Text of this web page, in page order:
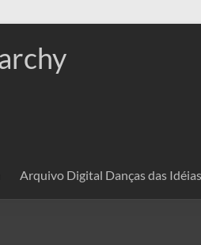
Arquivo Digital Danças das Idéias